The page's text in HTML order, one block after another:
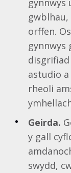
gynnwys
orffen.
gynnwys
astudio
rheoli
Geirda.
y gall
swydd,